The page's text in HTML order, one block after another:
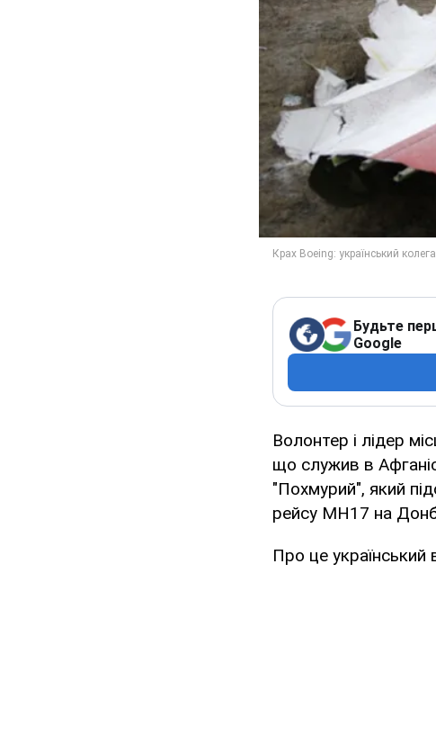
Будьте
Google
Волонтер і лідер
що служив в
"Похмурий", який
рейсу МН17 на
Про це